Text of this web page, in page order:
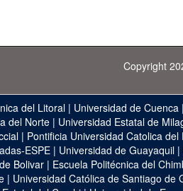
Copyright
del Litoral | Universidad de Cuenca |
del Norte| Universidad Estatal de
| Pontificia Universidad Catolica del
ESPE | Universidad de Guayaquil |
Bolivar| Escuela Politécnica del
| Universidad Católica de Santiago de